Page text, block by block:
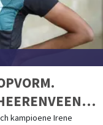
kampioene Irene